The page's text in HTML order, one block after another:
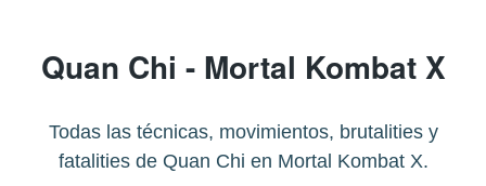
Quan Chi - Mortal Kombat X
Todas las técnicas, movimientos, brutalities y
fatalities de Quan Chi en Mortal Kombat X.